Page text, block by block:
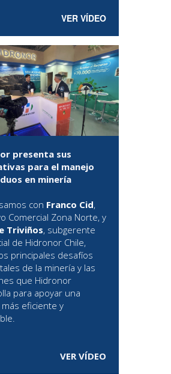
VER VÍDEO
presenta sus
para el manejo
en minería
con Franco Cid,
Comercial Zona Norte, y
Triviños, subgerente
de Hidronor Chile,
principales desafíos
de la minería y las
que Hidronor
para apoyar una
eficiente y
VER VÍDEO